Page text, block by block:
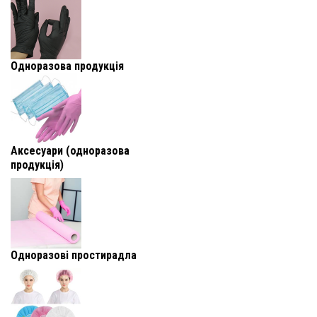
Одноразова продукція
Аксесуари (одноразова
продукція)
Одноразові простирадла